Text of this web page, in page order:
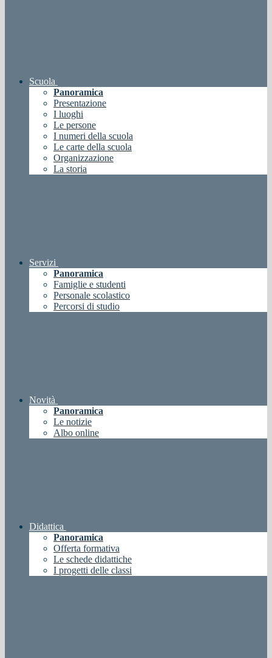
Scuola
Panoramica
Presentazione
I luoghi
Le persone
I numeri della scuola
Le carte della scuola
Organizzazione
La storia
Servizi
Panoramica
Famiglie e studenti
Personale scolastico
Percorsi di studio
Novità
Panoramica
Le notizie
Albo online
Didattica
Panoramica
Offerta formativa
Le schede didattiche
I progetti delle classi